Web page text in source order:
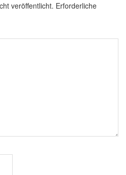
veröffentlicht. Erforderliche